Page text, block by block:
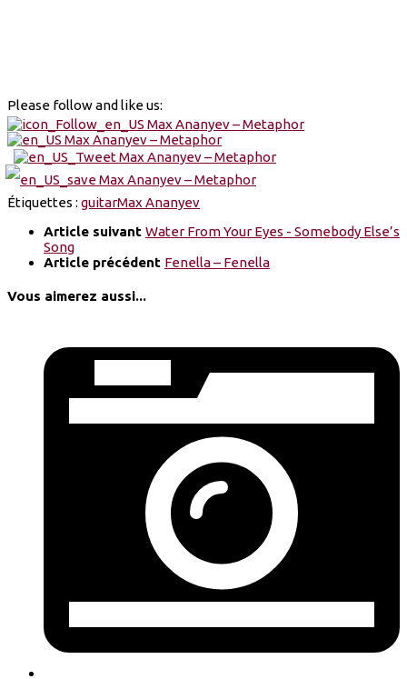
Please follow and like us:
Étiquettes : guitarMax Ananyev
Article suivant Water From Your Eyes - Somebody Else’s
Song
Article précédent Fenella – Fenella
Vous aimerez aussi...